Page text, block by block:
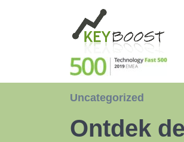
Uncategorized
Ontdek